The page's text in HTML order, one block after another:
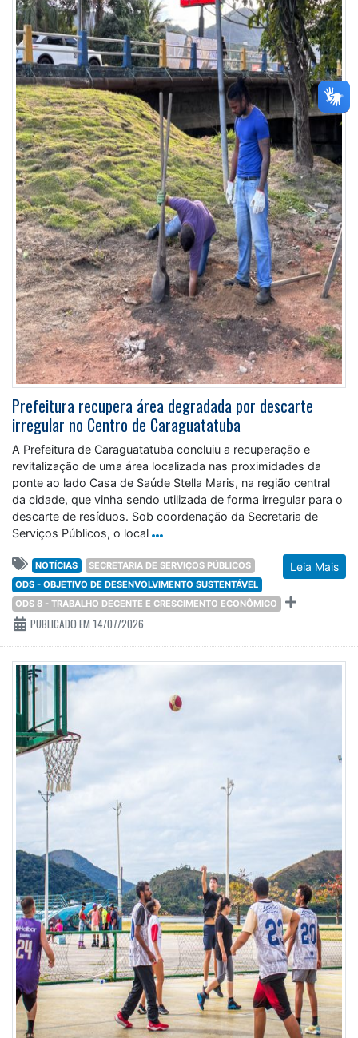
Prefeitura recupera área degradada por descarte
irregular no Centro de Caraguatatuba
A Prefeitura de Caraguatatuba concluiu a recuperação e
revitalização de uma área localizada nas proximidades da
ponte ao lado Casa de Saúde Stella Maris, na região central
da cidade, que vinha sendo utilizada de forma irregular para o
descarte de resíduos. Sob coordenação da Secretaria de
Serviços Públicos, o local
Leia Mais
NOTÍCIAS
SECRETARIA DE SERVIÇOS PÚBLICOS
ODS - OBJETIVO DE DESENVOLVIMENTO SUSTENTÁVEL
ODS 8 - TRABALHO DECENTE E CRESCIMENTO ECONÔMICO
PUBLICADO EM 14/07/2026